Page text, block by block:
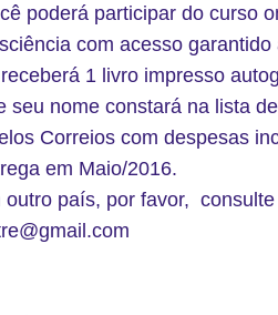
poderá participar do curso
com acesso
1 livro impresso
seu nome constará na lista
Correios com despesas
em Maio/2016.
outro país, por favor,